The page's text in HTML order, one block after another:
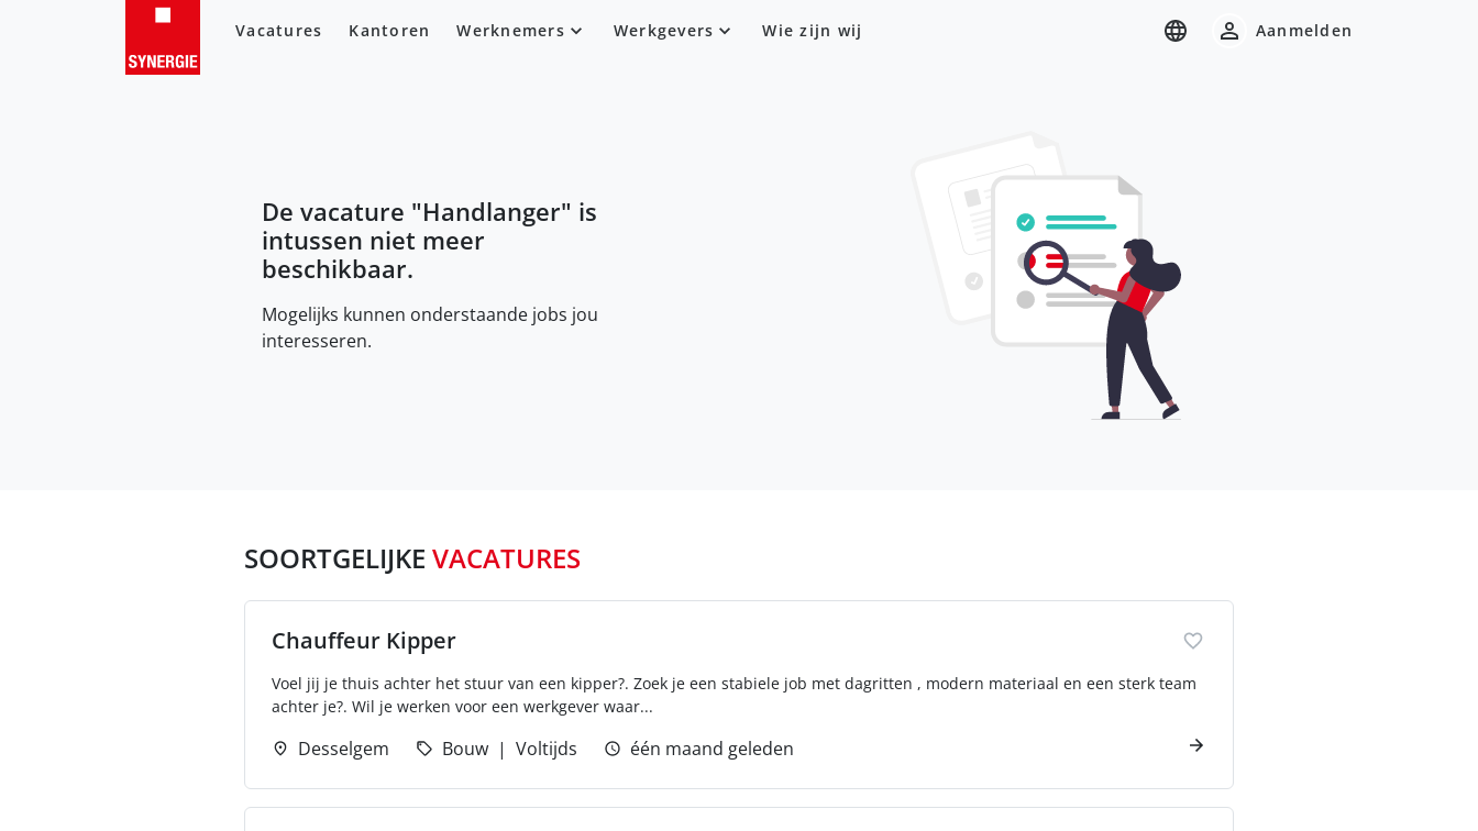
Vacatures Kantoren Werknemers Werkgevers Wie zijn wij Aanmelden
De vacature "Handlanger" is
intussen niet meer
beschikbaar.
Mogelijks kunnen onderstaande jobs jou
interesseren.
SOORTGELIJKE VACATURES
Chauffeur Kipper
Voel jij je thuis achter het stuur van een kipper?. Zoek je een stabiele job met dagritten , modern materiaal en een sterk team
achter je?. Wil je werken voor een werkgever waar...
Desselgem Bouw Voltijds één maand geleden